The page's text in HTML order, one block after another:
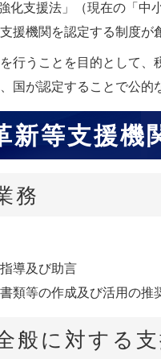
化支援法」（現在の「
援機関を認定する制度が
行うことを目的として
国が認定することで公的
新等支援機
務
導及び助言
類等の作成及び活用の推
般に対する支